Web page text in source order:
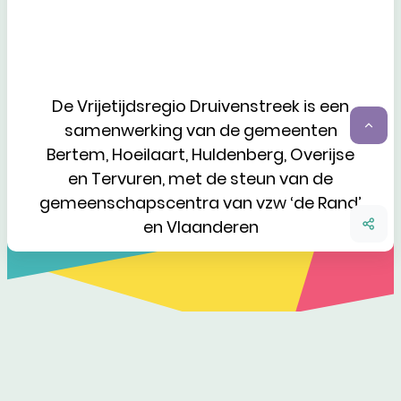
De Vrijetijdsregio Druivenstreek is een
samenwerking van de gemeenten
Bertem, Hoeilaart, Huldenberg, Overijse
en Tervuren, met de steun van de
gemeenschapscentra van vzw ‘de Rand’
en Vlaanderen